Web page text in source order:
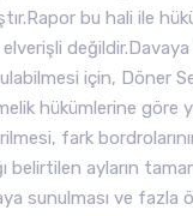
bu hali ile
değildir.Davaya
için, Döner
hükümlerine göre
fark
belirtilen ayların
sunulması ve fazla